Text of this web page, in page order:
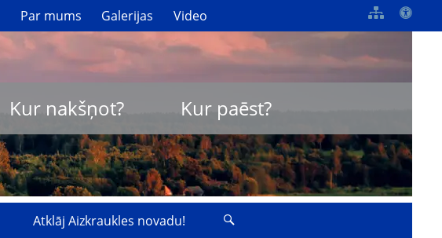
Par mums Galerijas Video
Kur nakšņot? Kur paēst?
Atklāj Aizkraukles novadu!